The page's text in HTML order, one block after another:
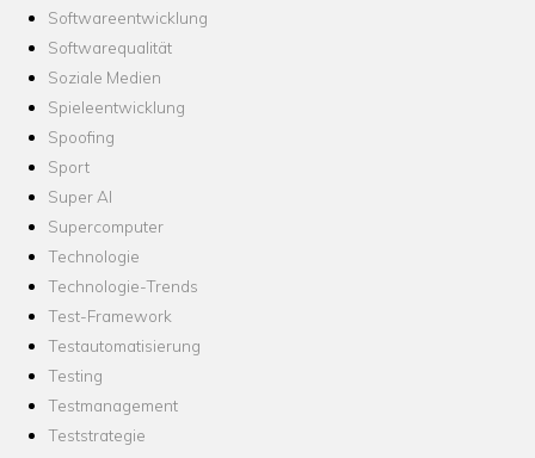
Softwareentwicklung
Softwarequalität
Soziale Medien
Spieleentwicklung
Spoofing
Sport
Super AI
Supercomputer
Technologie
Technologie-Trends
Test-Framework
Testautomatisierung
Testing
Testmanagement
Teststrategie